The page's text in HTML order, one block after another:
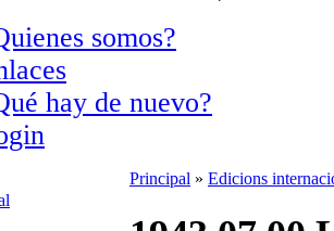
somos?
hay de nuevo?
Principal » Edicions